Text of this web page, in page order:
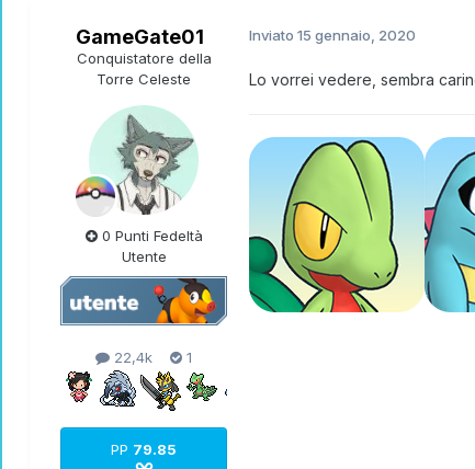
GameGate01
Conquistatore della
Torre Celeste
0 Punti Fedeltà
Utente
22,4k 1
PP 79.85
Inviato 15 gennaio, 2020
Lo vorrei vedere, sembra